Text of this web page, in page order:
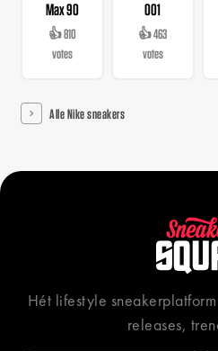
Max 90
👍 810
votes
001
👍 463
votes
Alle Nike sneakers
Hét lifestyle
releases,